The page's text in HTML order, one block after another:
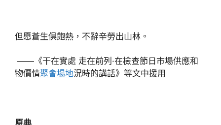
但愿蒼生俱飽熱，不辭辛勞出山林。
——《干在實處 走在前列·在檢查節日市場供應和
物價情聚會場地況時的講話》等文中援用
原典